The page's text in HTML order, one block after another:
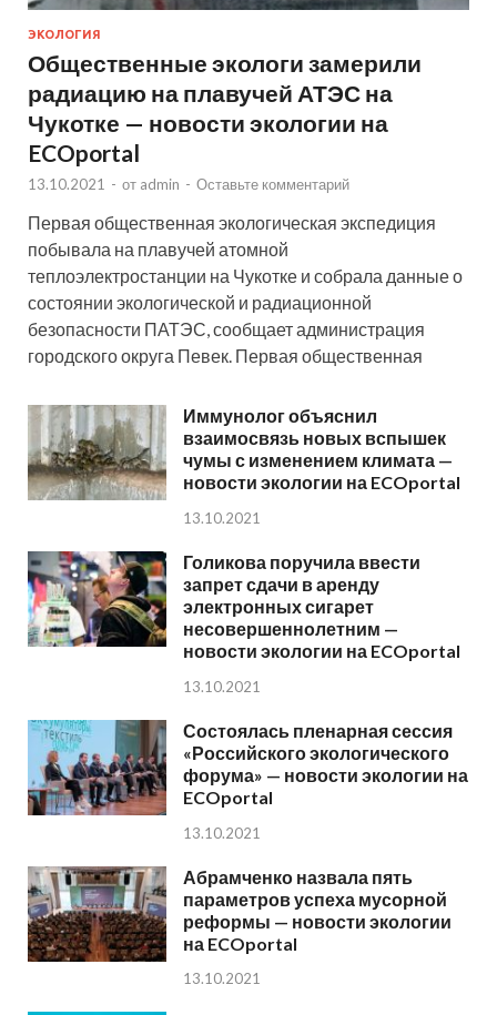
ЭКОЛОГИЯ
Общественные экологи замерили
радиацию на плавучей АТЭС на
Чукотке — новости экологии на
ECOportal
13.10.2021 - от admin - Оставьте комментарий
Первая общественная экологическая экспедиция
побывала на плавучей атомной
теплоэлектростанции на Чукотке и собрала данные о
состоянии экологической и радиационной
безопасности ПАТЭС, сообщает администрация
городского округа Певек. Первая общественная
Иммунолог объяснил
взаимосвязь новых вспышек
чумы с изменением климата —
новости экологии на ECOportal
13.10.2021
Голикова поручила ввести
запрет сдачи в аренду
электронных сигарет
несовершеннолетним —
новости экологии на ECOportal
13.10.2021
Состоялась пленарная сессия
«Российского экологического
форума» — новости экологии на
ECOportal
13.10.2021
Абрамченко назвала пять
параметров успеха мусорной
реформы — новости экологии
на ECOportal
13.10.2021